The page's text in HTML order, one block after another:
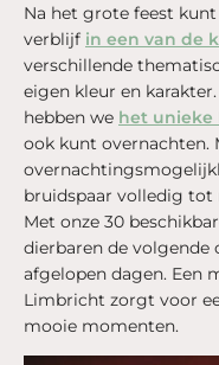
Na het grote feest
verblijf in een van de
verschillende
eigen kleur en
hebben we het unieke
ook kunt overnachten.
bruidspaar volledig
Met onze 30
dierbaren de volgende
afgelopen dagen. Een
Limbricht zorgt voor
mooie momenten.